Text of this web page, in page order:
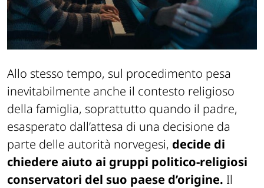
Allo stesso tempo, sul procedimento pesa
inevitabilmente anche il contesto religioso
della famiglia, soprattutto quando il padre,
esasperato dall’attesa di una decisione da
parte delle autorità norvegesi, decide di
chiedere aiuto ai gruppi politico-religiosi
conservatori del suo paese d’origine. Il